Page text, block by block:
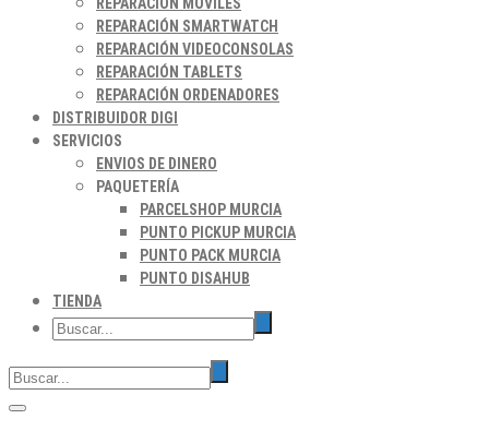
REPARACIÓN SMARTWATCH
REPARACIÓN VIDEOCONSOLAS
REPARACIÓN TABLETS
REPARACIÓN ORDENADORES
DISTRIBUIDOR DIGI
SERVICIOS
ENVIOS DE DINERO
PAQUETERÍA
PARCELSHOP MURCIA
PUNTO PICKUP MURCIA
PUNTO PACK MURCIA
PUNTO DISAHUB
TIENDA